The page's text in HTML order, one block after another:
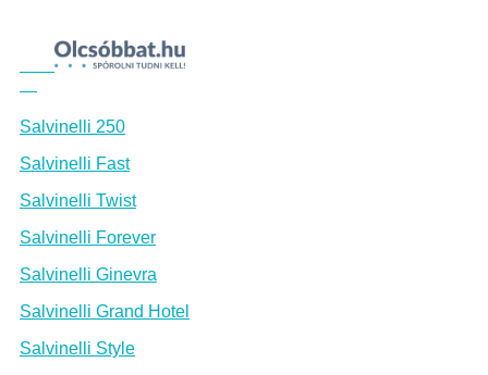
Salvinelli 250
Salvinelli Fast
Salvinelli Twist
Salvinelli Forever
Salvinelli Ginevra
Salvinelli Grand Hotel
Salvinelli Style